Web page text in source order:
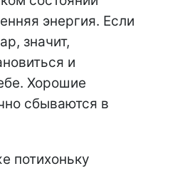
энергия. Если
значит,
и
Хорошие
сбываются в
потихоньку